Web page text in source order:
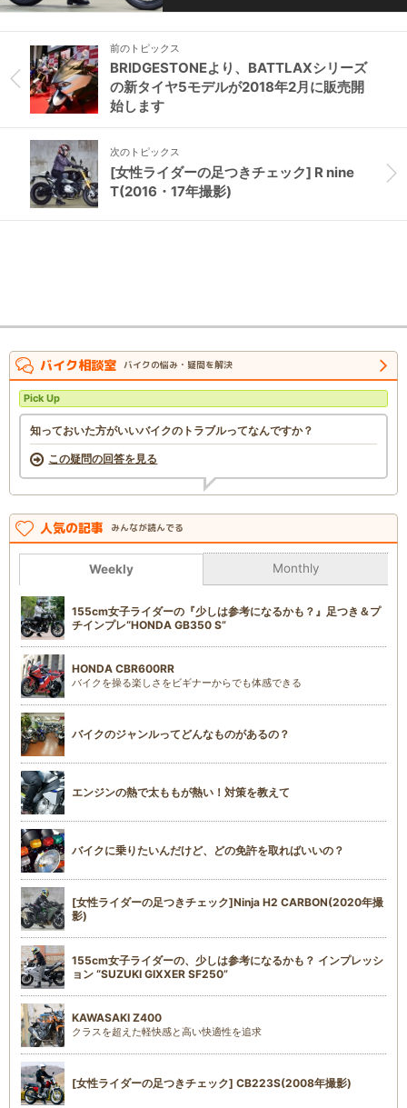
前のトピックス
BRIDGESTONEより、BATTLAXシリーズ
の新タイヤ5モデルが2018年2月に販売開
始します
次のトピックス
[女性ライダーの足つきチェック] R nine
T(2016・17年撮影)
バイク相談室 バイクの悩み・疑問を解決
Pick Up
知っておいた方がいいバイクのトラブルってなんですか？
この疑問の回答を見る
人気の記事 みんなが読んでる
Weekly Monthly
155cm女子ライダーの『少しは参考になるかも？』足つき＆プ
チインプレ“HONDA GB350 S”
HONDA CBR600RR
バイクを操る楽しさをビギナーからでも体感できる
バイクのジャンルってどんなものがあるの？
エンジンの熱で太ももが熱い！対策を教えて
バイクに乗りたいんだけど、どの免許を取ればいいの？
[女性ライダーの足つきチェック]Ninja H2 CARBON(2020年撮
影)
155cm女子ライダーの、少しは参考になるかも？ インプレッシ
ョン “SUZUKI GIXXER SF250”
KAWASAKI Z400
クラスを超えた軽快感と高い快適性を追求
[女性ライダーの足つきチェック] CB223S(2008年撮影)